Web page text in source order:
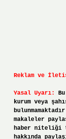
Reklam ve
Yasal Uyarı:
kurum veya
makaleler
haber niteliği
hakkında